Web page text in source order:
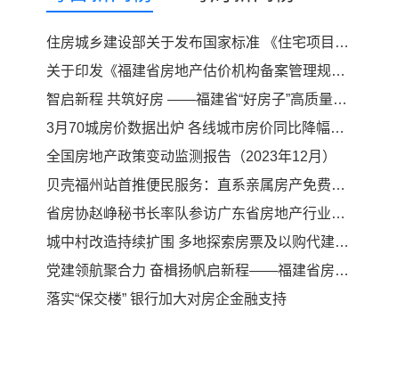
住房城乡建设部关于发布国家标准 《住宅项目规范》的公告
关于印发《福建省房地产估价机构备案管理规定》的通知
智启新程 共筑好房 ——福建省“好房子”高质量发展交流会在厦门圆满落幕
3月70城房价数据出炉 各线城市房价同比降幅继续收窄
全国房地产政策变动监测报告（2023年12月）
贝壳福州站首推便民服务：直系亲属房产免费过户
省房协赵峥秘书长率队参访广东省房地产行业协会
城中村改造持续扩围 多地探索房票及以购代建安置模式
党建领航聚合力 奋楫扬帆启新程——福建省房地产业协会第九届第一次会员大会暨第九届理事会第一次会议隆重召开
落实“保交楼” 银行加大对房企金融支持